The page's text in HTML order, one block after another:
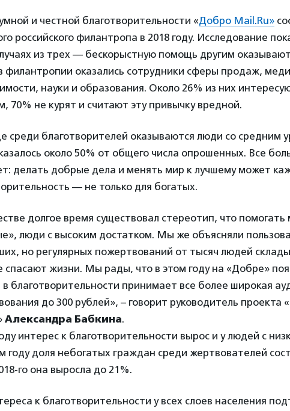
и честной благотворительности «Добро Mail.Ru»
российского филантропа в 2018 году. Исследование
из трех — бескорыстную помощь другим
филантропии оказались сотрудники сферы продаж,
науки и образования. Около 26% из них
70% не курят и считают эту привычку вредной.
среди благотворителей оказываются люди со средним
около 50% от общего числа опрошенных. Все
делать добрые дела и менять мир к лучшему может
— не только для богатых.
долгое время существовал стереотип, что помогать
люди с высоким достатком. Мы же объясняли
но регулярных пожертвований от тысяч людей
спасают жизни. Мы рады, что в этом году на «Добре»
в благотворительности принимает все более широкая
до 300 рублей», – говорит руководитель проекта
Александра Бабкина.
интерес к благотворительности вырос и у людей с
году доля небогатых граждан среди жертвователей
го она выросла до 21%.
к благотворительности у всех слоев населения